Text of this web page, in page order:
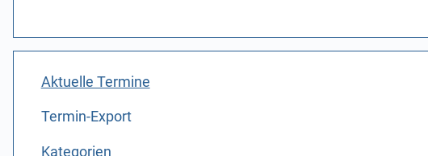
Aktuelle Termine
Termin-Export
Kategorien